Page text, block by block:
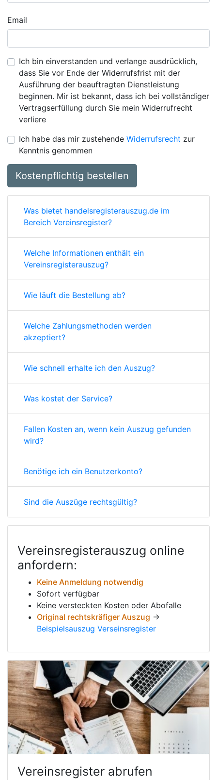
Email
Ich bin einverstanden und verlange ausdrücklich,
dass Sie vor Ende der Widerrufsfrist mit der
Ausführung der beauftragten Dienstleistung
beginnen. Mir ist bekannt, dass ich bei vollständiger
Vertragserfüllung durch Sie mein Widerrufrecht
verliere
Ich habe das mir zustehende Widerrufsrecht zur
Kenntnis genommen
Kostenpflichtig bestellen
Was bietet handelsregisterauszug.de im
Bereich Vereinsregister?
Welche Informationen enthält ein
Vereinsregisterauszug?
Wie läuft die Bestellung ab?
Welche Zahlungsmethoden werden
akzeptiert?
Wie schnell erhalte ich den Auszug?
Was kostet der Service?
Fallen Kosten an, wenn kein Auszug gefunden
wird?
Benötige ich ein Benutzerkonto?
Sind die Auszüge rechtsgültig?
Vereinsregisterauszug online
anfordern:
Keine Anmeldung notwendig
Sofort verfügbar
Keine versteckten Kosten oder Abofalle
Original rechtskräfiger Auszug →
Beispielsauszug Verseinsregister
Vereinsregister abrufen